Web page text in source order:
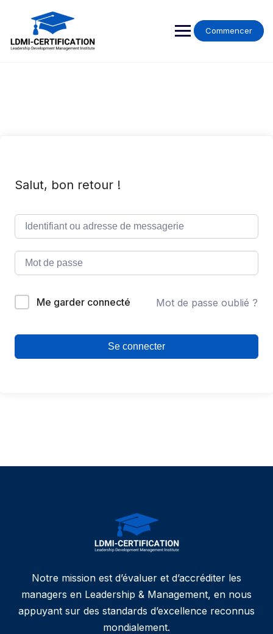
Commencer
Salut, bon retour !
Me garder connecté Mot de passe oublié ?
Se connecter
Notre mission est d’évaluer et d’accréditer les
managers en Leadership & Management, en nous
appuyant sur des standards d’excellence reconnus
mondialement.